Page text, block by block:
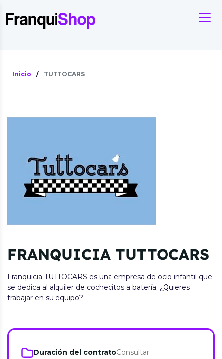
Inicio / TUTTOCARS
FRANQUICIA TUTTOCARS
Franquicia TUTTOCARS es una empresa de ocio infantil que
se dedica al alquiler de cochecitos a batería. ¿Quieres
trabajar en su equipo?
Duración del contratoConsultar